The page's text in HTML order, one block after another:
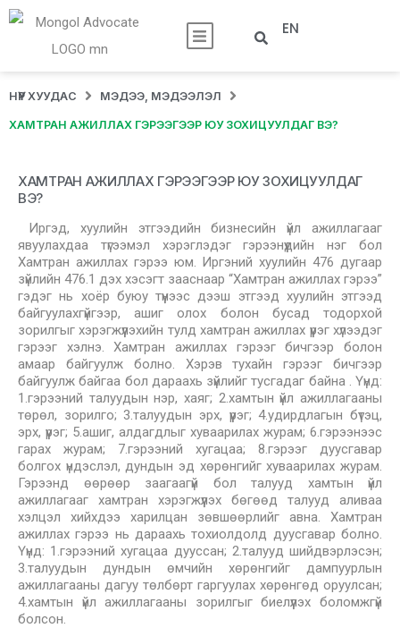
EN
НҮҮР ХУУДАС МЭДЭЭ, МЭДЭЭЛЭЛ
ХАМТРАН АЖИЛЛАХ ГЭРЭЭГЭЭР ЮУ ЗОХИЦУУЛДАГ ВЭ?
ХАМТРАН АЖИЛЛАХ ГЭРЭЭГЭЭР ЮУ ЗОХИЦУУЛДАГ
ВЭ?
Иргэд, хуулийн этгээдийн бизнесийн үйл ажиллагааг
явуулахдаа түгээмэл хэрэглэдэг гэрээнүүдийн нэг бол
Хамтран ажиллах гэрээ юм. Иргэний хуулийн 476 дугаар
зүйлийн 476.1 дэх хэсэгт зааснаар “Хамтран ажиллах гэрээ”
гэдэг нь хоёр буюу түүнээс дээш этгээд хуулийн этгээд
байгуулахгүйгээр, ашиг олох болон бусад тодорхой
зорилгыг хэрэгжүүлэхийн тулд хамтран ажиллах үүрэг хүлээдэг
гэрээг хэлнэ. Хамтран ажиллах гэрээг бичгээр болон
амаар байгуулж болно. Хэрэв тухайн гэрээг бичгээр
байгуулж байгаа бол дараахь зүйлийг тусгадаг байна . Үүнд:
1.гэрээний талуудын нэр, хаяг; 2.хамтын үйл ажиллагааны
төрөл, зорилго; 3.талуудын эрх, үүрэг; 4.удирдлагын бүтэц,
эрх, үүрэг; 5.ашиг, алдагдлыг хуваарилах журам; 6.гэрээнээс
гарах журам; 7.гэрээний хугацаа; 8.гэрээг дуусгавар
болгох үндэслэл, дундын эд хөрөнгийг хуваарилах журам.
Гэрээнд өөрөөр заагаагүй бол талууд хамтын үйл
ажиллагааг хамтран хэрэгжүүлэх бөгөөд талууд аливаа
хэлцэл хийхдээ харилцан зөвшөөрлийг авна. Хамтран
ажиллах гэрээ нь дараахь тохиолдолд дуусгавар болно.
Үүнд: 1.гэрээний хугацаа дууссан; 2.талууд шийдвэрлэсэн;
3.талуудын дундын өмчийн хөрөнгийг дампуурлын
ажиллагааны дагуу төлбөрт гаргуулах хөрөнгөд оруулсан;
4.хамтын үйл ажиллагааны зорилгыг биелүүлэх боломжгүй
болсон.